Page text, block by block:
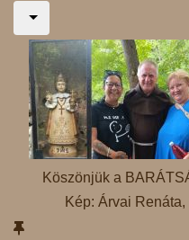
Köszönjük a
Kép: Árvai